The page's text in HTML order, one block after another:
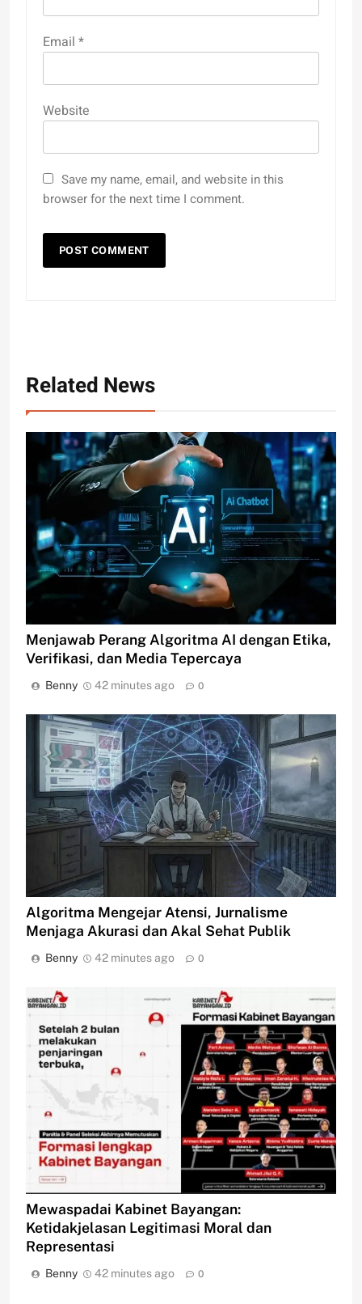
Email *
Website
Save my name, email, and website in this
browser for the next time I comment.
Related News
Menjawab Perang Algoritma AI dengan Etika,
Verifikasi, dan Media Tepercaya
Benny 42 minutes ago 0
Algoritma Mengejar Atensi, Jurnalisme
Menjaga Akurasi dan Akal Sehat Publik
Benny 42 minutes ago 0
Mewaspadai Kabinet Bayangan:
Ketidakjelasan Legitimasi Moral dan
Representasi
Benny 42 minutes ago 0